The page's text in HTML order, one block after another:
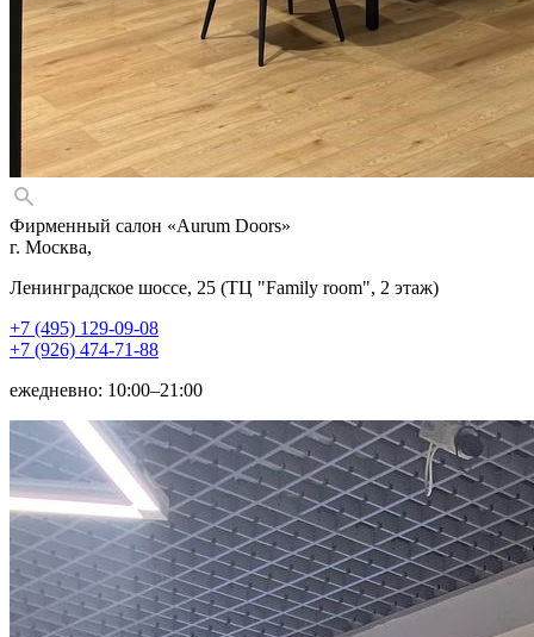
Фирменный салон «Aurum Doors»
г. Москва,
Ленинградское шоссе, 25 (ТЦ "Family room", 2 этаж)
+7 (495) 129-09-08
+7 (926) 474-71-88
ежедневно: 10:00–21:00